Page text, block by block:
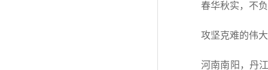
春华秋实，不
攻坚克难的伟
河南南阳，丹